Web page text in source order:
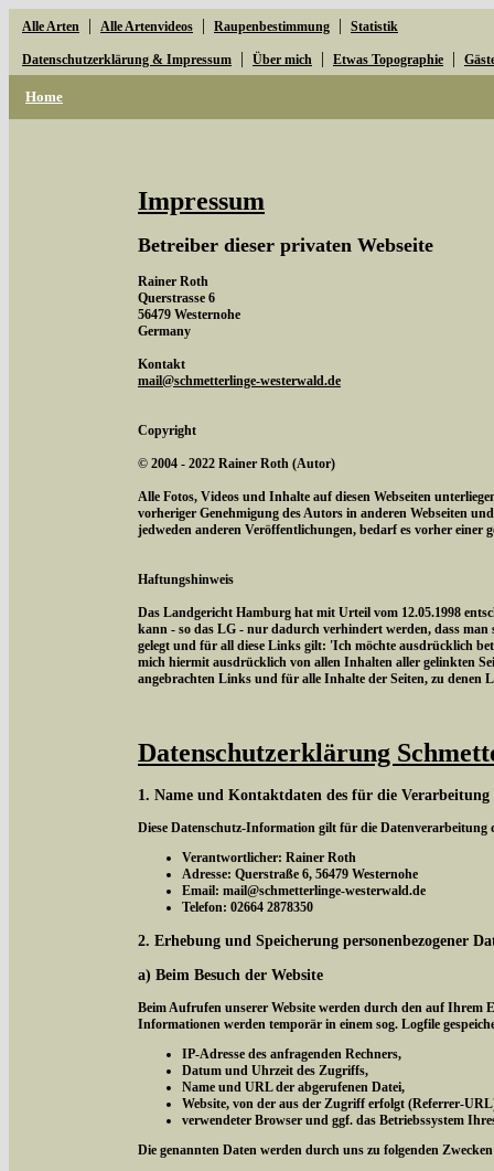
Alle Arten | Alle Artenvideos | Raupenbestimmung | Statistik
Datenschutzerklärung & Impressum | Über mich | Etwas Topographie |
Home
Impressum
Betreiber dieser privaten Webseite
Rainer Roth
Querstrasse 6
56479 Westernohe
Germany
Kontakt
mail@schmetterlinge-westerwald.de
Copyright
© 2004 - 2022 Rainer Roth (Autor)
Alle Fotos, Videos und Inhalte auf diesen Webseiten
vorheriger Genehmigung des Autors in anderen Webseiten
jedweden anderen Veröffentlichungen, bedarf es vorher einer
Haftungshinweis
Das Landgericht Hamburg hat mit Urteil vom 12.05.1998
kann - so das LG - nur dadurch verhindert werden, dass
gelegt und für all diese Links gilt: 'Ich möchte ausdrücklich
mich hiermit ausdrücklich von allen Inhalten aller gelinkten
angebrachten Links und für alle Inhalte der Seiten, zu denen
Datenschutzerklärung
1. Name und Kontaktdaten des für die
Diese Datenschutz-Information gilt für die Datenverarbeitung
Verantwortlicher: Rainer Roth
Adresse: Querstraße 6, 56479 Westernohe
Email: mail@schmetterlinge-westerwald.de
Telefon: 02664 2878350
2. Erhebung und Speicherung personenbezogener
a) Beim Besuch der Website
Beim Aufrufen unserer Website werden durch den auf Ihrem
Informationen werden temporär in einem sog. Logfile
IP-Adresse des anfragenden Rechners,
Datum und Uhrzeit des Zugriffs,
Name und URL der abgerufenen Datei,
Website, von der aus der Zugriff erfolgt (Referrer-
verwendeter Browser und ggf. das Betriebssystem
Die genannten Daten werden durch uns zu folgenden